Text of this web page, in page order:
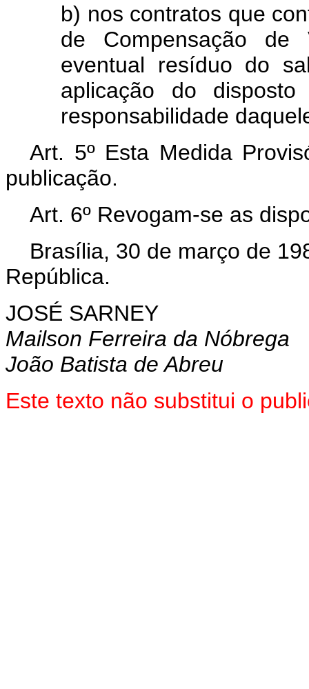
b) nos contratos que
de Compensação de
eventual resíduo do
aplicação do
responsabilidade
Art. 5º Esta Medida
publicação.
Art. 6º Revogam-se as
Brasília, 30 de março de
República.
JOSÉ SARNEY
Mailson Ferreira da Nóbrega
João Batista de Abreu
Este texto não substitui o